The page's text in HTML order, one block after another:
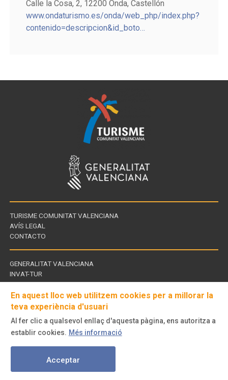
Calle la Cosa, 2, 12200 Onda, Castellón
www.ondaturismo.es/onda/web_php/index.php?
contenido=descripcion&id_boto…
TURISME COMUNITAT VALENCIANA
AVÍS LEGAL
CONTACTO
Enllaços
d'interès
GENERALITAT VALENCIANA
INVAT-TUR
CDT - CENTROS DE TURISMO
Visita'ns
En aquest lloc web utilitzem cookies per a millorar la
teva experiència d'usuari
Al fer clic a qualsevol enllaç d'aquesta pàgina, ens autoritza a
establir cookies. Més informació
Acceptar